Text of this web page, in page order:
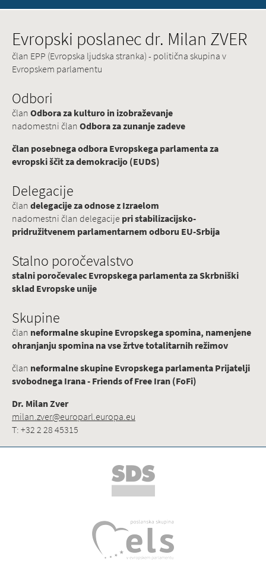
Evropski poslanec dr. Milan ZVER
član EPP (Evropska ljudska stranka) - politična skupina v
Evropskem parlamentu
Odbori
članOdbora za kulturo in izobraževanje
nadomestni članOdbora za zunanje zadeve
član posebnega odbora Evropskega parlamenta za
evropski ščit za demokracijo (EUDS)
Delegacije
člandelegacije za odnose z Izraelom
nadomestni član delegacije pri stabilizacijsko-
pridružitvenem parlamentarnem odboru EU-Srbija
Stalno poročevalstvo
stalni poročevalec Evropskega parlamenta za Skrbniški
sklad Evropske unije
Skupine
član neformalne skupine Evropskega spomina, namenjene
ohranjanju spomina na vse žrtve totalitarnih režimov
član neformalne skupine Evropskega parlamenta Prijatelji
svobodnega Irana - Friends of Free Iran (FoFi)
Dr. Milan Zver
milan.zver@europarl.europa.eu
T: +32 2 28 45315